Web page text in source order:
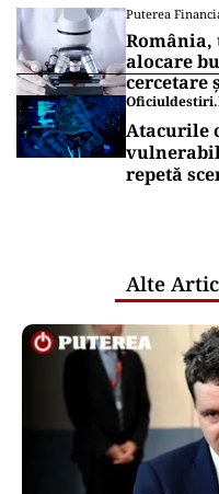
Puterea
România,
alocare
cercetare
Atacurile
repetă
Alte